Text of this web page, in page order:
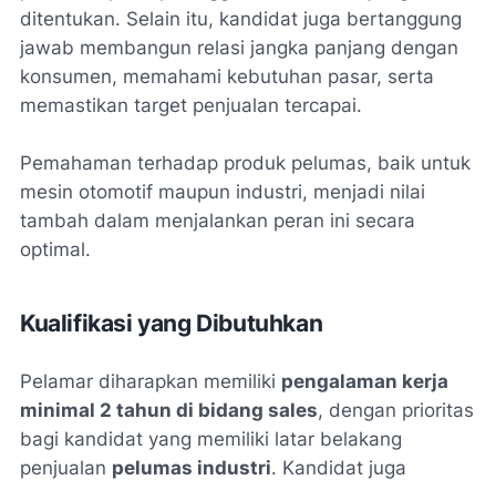
ditentukan. Selain itu, kandidat juga bertanggung
jawab membangun relasi jangka panjang dengan
konsumen, memahami kebutuhan pasar, serta
memastikan target penjualan tercapai.
Pemahaman terhadap produk pelumas, baik untuk
mesin otomotif maupun industri, menjadi nilai
tambah dalam menjalankan peran ini secara
optimal.
Kualifikasi yang Dibutuhkan
Pelamar diharapkan memiliki pengalaman kerja
minimal 2 tahun di bidang sales, dengan prioritas
bagi kandidat yang memiliki latar belakang
penjualan pelumas industri. Kandidat juga